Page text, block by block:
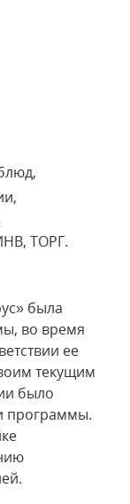
ТОРГ.
была
во время
ее
текущим
было
программы.